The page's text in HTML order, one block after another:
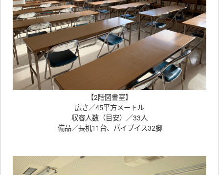
【2階図書室】
広さ／45平方メートル
収容人数（目安）／33人
備品／長机11台、パイプイス32脚